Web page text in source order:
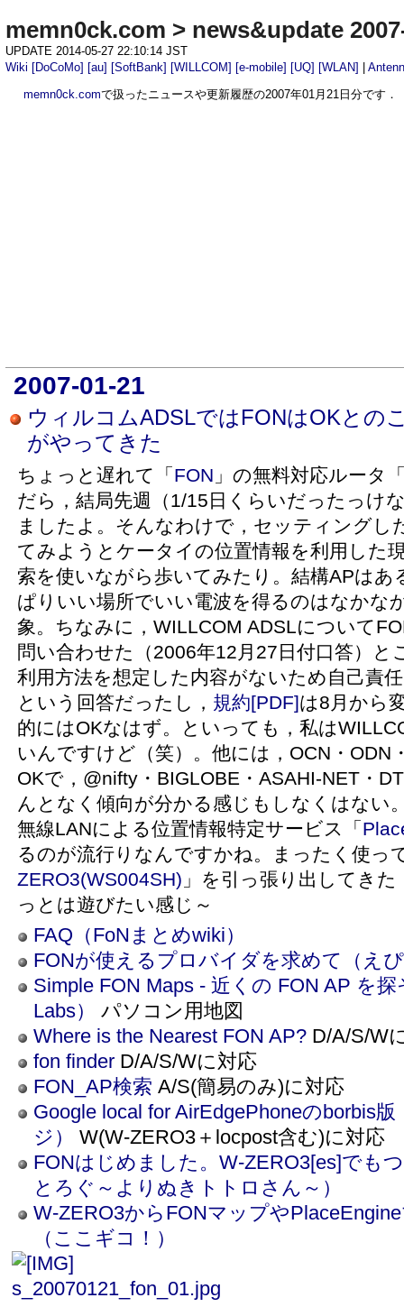
memn0ck.com > news&update
UPDATE 2014-05-27 22:10:14 JST
Wiki [DoCoMo] [au] [SoftBank] [WILLCOM] [e-mobile] [UQ] [WLAN] |
memn0ck.comで扱ったニュースや更新履歴の2007年01月21日分です．
2007-01-21
ウィルコムADSLではFONはOKとの
がやってきた
ちょっと遅れて「FON 」の無料対応ルータ
だら，結局先週（1/15日くらいだったっけ
ましたよ。そんなわけで，セッティングし
てみようとケータイの位置情報を利用した
索を使いながら歩いてみたり。結構APは
ぱりいい場所でいい電波を得るのはなかな
象。ちなみに，WILLCOM ADSLについて
問い合わせた（2006年12月27日付口答）と
利用方法を想定した内容がないため自己責
という回答だったし， 規約[PDF]は8月から
的にはOKなはず。といっても，私は
いんですけど（笑）。他には，OCN・ODN
OKで，@nifty・BIGLOBE・ASAHI-NET・
んとなく傾向が分かる感じもしなくはない
無線LANによる位置情報特定サービス「
るのが流行りなんですかね。まったく使っ
ZERO3(WS004SH) 」を引っ張り出してき
っとは遊びたい感じ～
FAQ（FoNまとめwiki）
FONが使えるプロバイダを求めて（え
Simple FON Maps - 近くの FON AP を
Labs）
パソコン用地図
Where is the Nearest FON AP? D/A/S/W
fon finder D/A/S/Wに対応
FON_AP検索 A/S(簡易のみ)に対応
Google local for AirEdgePhoneのborbis
ジ）
W(W-ZERO3＋locpost含む)に対応
FONはじめました。W-ZERO3[es]でも
とろぐ～よりぬきトトロさん～）
W-ZERO3からFONマップや
（ここギコ！）